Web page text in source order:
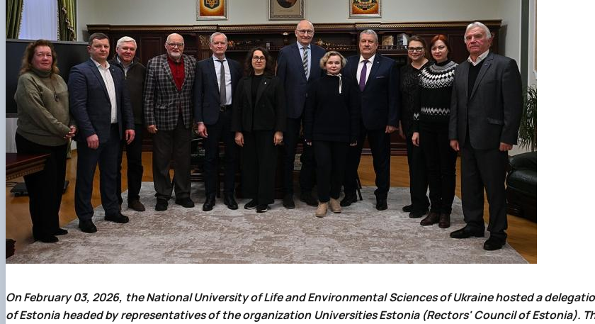
On February 03, 2026, the National University of Life and Environmental Sciences of Ukraine hosted a
of Estonia headed by representatives of the organization Universities Estonia (Rectors' Council of Estonia).